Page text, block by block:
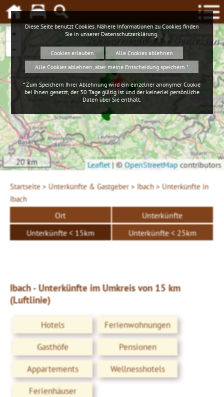
Schwarzwald Geniessen
+
−
20 km Leaflet |©OpenStreetMapcontributors
Startseite > Unterkünfte & Gastgeber > Ibach > Unterkünfte in
Ibach
Ort
Unterkünfte
Unterkünfte < 15km
Unterkünfte < 25km
Ibach - Unterkünfte im Umkreis von 15 km
(Luftlinie)
Hotels
Ferienwohnungen
Gasthöfe
Pensionen
Appartements
Wellnesshotels
Ferienhäuser
Diese Seite benutzt Cookies. Nähere Informationen zu Cookies finden
Sie in unserer Datenschutzerklärung
Cookies erlauben
Alle Cookies ablehnen
Alle Cookies ablehnen, aber meine Entscheidung speichern *
* Zum Speichern Ihrer Ablehnung wird ein einzelner anonymer Cookie
bei Ihnen gesetzt, der 30 Tage gültig ist und der keinerlei persönliche
Daten über Sie enthält.